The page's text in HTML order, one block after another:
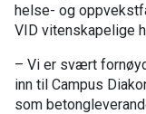
helse- og
VID vitenskapelige
– Vi er svært
inn til Campus
som